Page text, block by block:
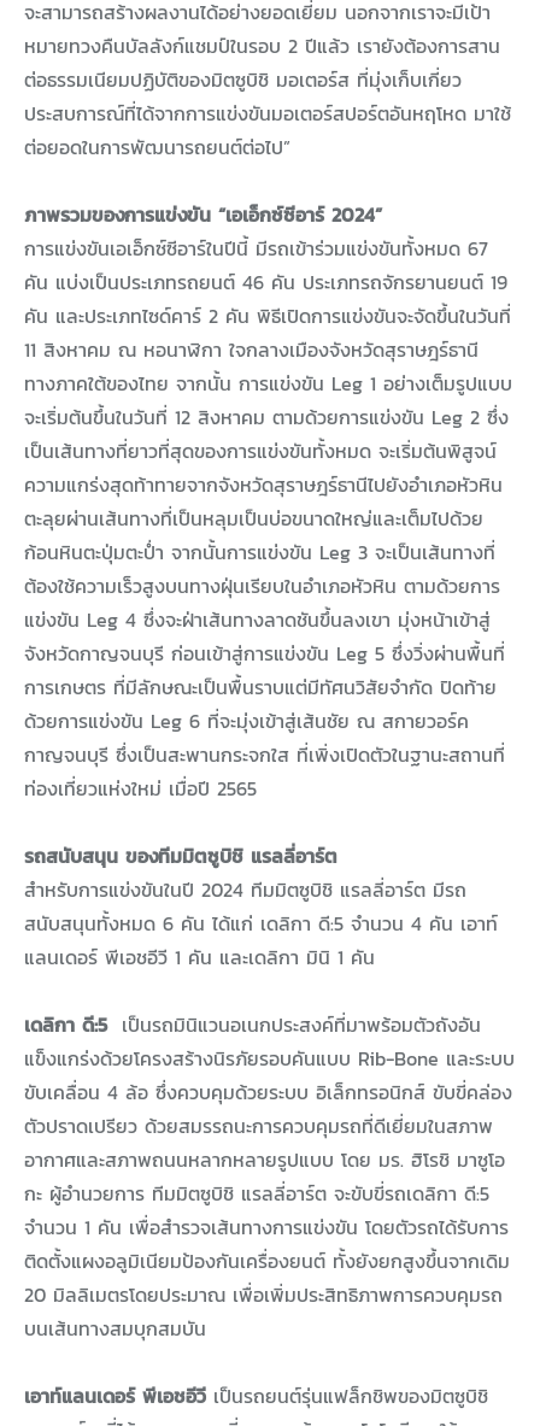
จะสามารถสร้างผลงานได้อย่างยอดเยี่ยม นอกจากเราจะมีเป้า
หมายทวงคืนบัลลังก์แชมป์ในรอบ 2 ปีแล้ว เรายังต้องการสาน
ต่อธรรมเนียมปฏิบัติของมิตซูบิชิ มอเตอร์ส ที่มุ่งเก็บเกี่ยว
ประสบการณ์ที่ได้จากการแข่งขันมอเตอร์สปอร์ตอันหฤโหด มาใช้
ต่อยอดในการพัฒนารถยนต์ต่อไป”
ภาพรวมของการแข่งขัน “เอเอ็กซ์ซีอาร์ 2024”
การแข่งขันเอเอ็กซ์ซีอาร์ในปีนี้ มีรถเข้าร่วมแข่งขันทั้งหมด 67
คัน แบ่งเป็นประเภทรถยนต์ 46 คัน ประเภทรถจักรยานยนต์ 19
คัน และประเภทไซด์คาร์ 2 คัน พิธีเปิดการแข่งขันจะจัดขึ้นในวันที่
11 สิงหาคม ณ หอนาฬิกา ใจกลางเมืองจังหวัดสุราษฎร์ธานี
ทางภาคใต้ของไทย จากนั้น การแข่งขัน Leg 1 อย่างเต็มรูปแบบ
จะเริ่มต้นขึ้นในวันที่ 12 สิงหาคม ตามด้วยการแข่งขัน Leg 2 ซึ่ง
เป็นเส้นทางที่ยาวที่สุดของการแข่งขันทั้งหมด จะเริ่มต้นพิสูจน์
ความแกร่งสุดท้าทายจากจังหวัดสุราษฎร์ธานีไปยังอำเภอหัวหิน
ตะลุยผ่านเส้นทางที่เป็นหลุมเป็นบ่อขนาดใหญ่และเต็มไปด้วย
ก้อนหินตะปุ่มตะป่ำ จากนั้นการแข่งขัน Leg 3 จะเป็นเส้นทางที่
ต้องใช้ความเร็วสูงบนทางฝุ่นเรียบในอำเภอหัวหิน ตามด้วยการ
แข่งขัน Leg 4 ซึ่งจะฝ่าเส้นทางลาดชันขึ้นลงเขา มุ่งหน้าเข้าสู่
จังหวัดกาญจนบุรี ก่อนเข้าสู่การแข่งขัน Leg 5 ซึ่งวิ่งผ่านพื้นที่
การเกษตร ที่มีลักษณะเป็นพื้นราบแต่มีทัศนวิสัยจำกัด ปิดท้าย
ด้วยการแข่งขัน Leg 6 ที่จะมุ่งเข้าสู่เส้นชัย ณ สกายวอร์ค
กาญจนบุรี ซึ่งเป็นสะพานกระจกใส ที่เพิ่งเปิดตัวในฐานะสถานที่
ท่องเที่ยวแห่งใหม่ เมื่อปี 2565
รถสนับสนุน ของทีมมิตซูบิชิ แรลลี่อาร์ต
สำหรับการแข่งขันในปี 2024 ทีมมิตซูบิชิ แรลลี่อาร์ต มีรถ
สนับสนุนทั้งหมด 6 คัน ได้แก่ เดลิกา ดี:5 จำนวน 4 คัน เอาท์
แลนเดอร์ พีเอชอีวี 1 คัน และเดลิกา มินิ 1 คัน
เดลิกา ดี:5เป็นรถมินิแวนอเนกประสงค์ที่มาพร้อมตัวถังอัน
แข็งแกร่งด้วยโครงสร้างนิรภัยรอบคันแบบ Rib-Bone และระบบ
ขับเคลื่อน 4 ล้อ ซึ่งควบคุมด้วยระบบ อิเล็กทรอนิกส์ ขับขี่คล่อง
ตัวปราดเปรียว ด้วยสมรรถนะการควบคุมรถที่ดีเยี่ยมในสภาพ
อากาศและสภาพถนนหลากหลายรูปแบบ โดย มร. ฮิโรชิ มาซูโอ
กะ ผู้อำนวยการ ทีมมิตซูบิชิ แรลลี่อาร์ต จะขับขี่รถเดลิกา ดี:5
จำนวน 1 คัน เพื่อสำรวจเส้นทางการแข่งขัน โดยตัวรถได้รับการ
ติดตั้งแผงอลูมิเนียมป้องกันเครื่องยนต์ ทั้งยังยกสูงขึ้นจากเดิม
20 มิลลิเมตรโดยประมาณ เพื่อเพิ่มประสิทธิภาพการควบคุมรถ
บนเส้นทางสมบุกสมบัน
เอาท์แลนเดอร์ พีเอชอีวี เป็นรถยนต์รุ่นแฟล็กชิพของมิตซูบิชิ